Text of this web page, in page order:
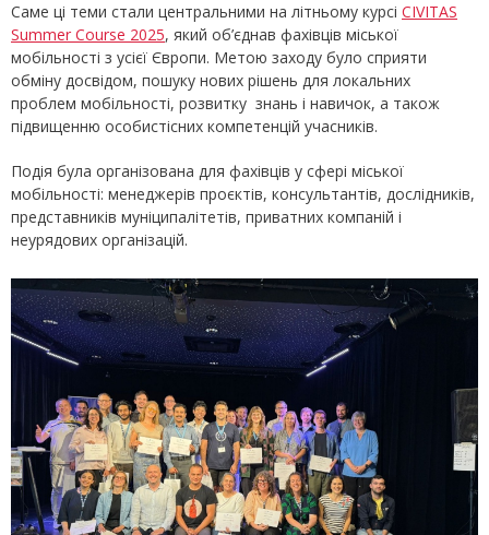
Саме ці теми стали центральними на літньому курсі CIVITAS
Summer Course 2025, який об’єднав фахівців міської
мобільності з усієї Європи. Метою заходу було сприяти
обміну досвідом, пошуку нових рішень для локальних
проблем мобільності, розвитку знань і навичок, а також
підвищенню особистісних компетенцій учасників.
Подія була організована для фахівців у сфері міської
мобільності: менеджерів проєктів, консультантів, дослідників,
представників муніципалітетів, приватних компаній і
неурядових організацій.